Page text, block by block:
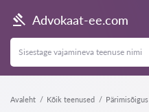
Advokaat-ee.com
Avaleht Kõik teenused Pärimisõigus